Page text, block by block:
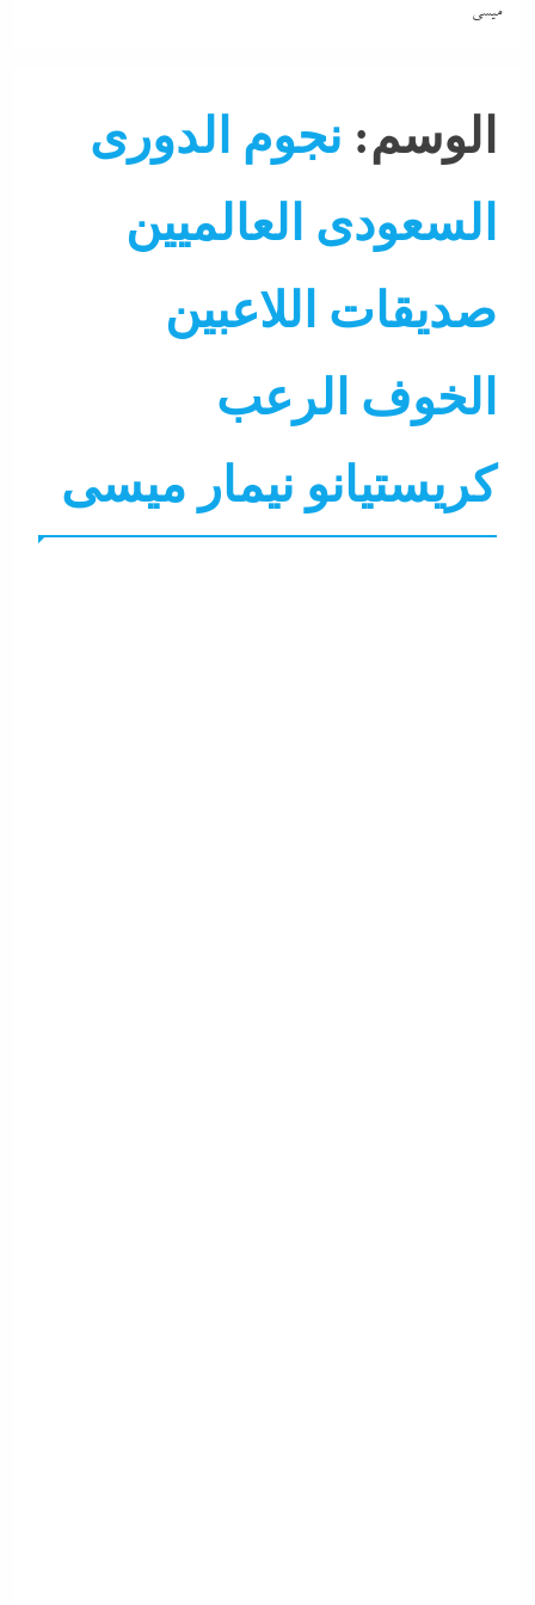
ميسى
الوسم: نجوم الدورى
السعودى العالميين
صديقات اللاعبين
الخوف الرعب
كريستيانو نيمار ميسى
ألبومات التحليل اللحظي جاءنا الآن رياضة
كرة قدم عالمية نشرة لايف هو و هي